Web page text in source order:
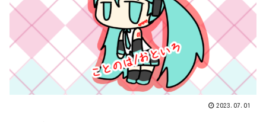
2023.07.01